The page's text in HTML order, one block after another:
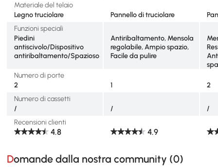
Materiale del telaio
Legno truciolare
Pannello di truciolare
Funzioni speciali
Piedini
antiscivolo/Dispositivo
antiribaltamento/Spazioso
Antiribaltamento, Mensola
regolabile, Ampio spazio,
Facile da pulire
Numero di porte
2
1
2
Numero di cassetti
/
/
/
Recensioni clienti
4.8 4.9
Domande dalla nostra community (0)